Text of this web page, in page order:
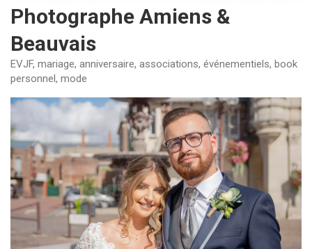
Photographe Amiens &
Beauvais
EVJF, mariage, anniversaire, associations, événementiels, book
personnel, mode